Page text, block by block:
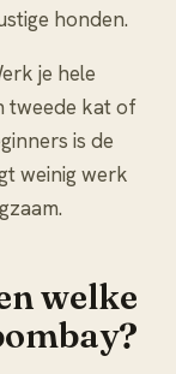
honden.
je hele
tweede kat of
is de
weinig werk
welke